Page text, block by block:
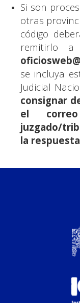
Si son
otras
código
remitirlo
se incluya
Judicial
consignar
el
juzgado/
la